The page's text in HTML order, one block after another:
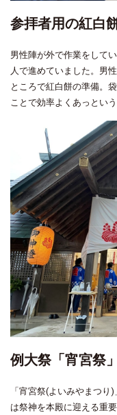
参拝者用の紅白
男性陣が外で作業をして
人で進めていました。男
ところで紅白餅の準備。
ことで効率よくあっとい
例大祭「宵宮祭
「宵宮祭(よいみやまつり
は祭神を本殿に迎える重